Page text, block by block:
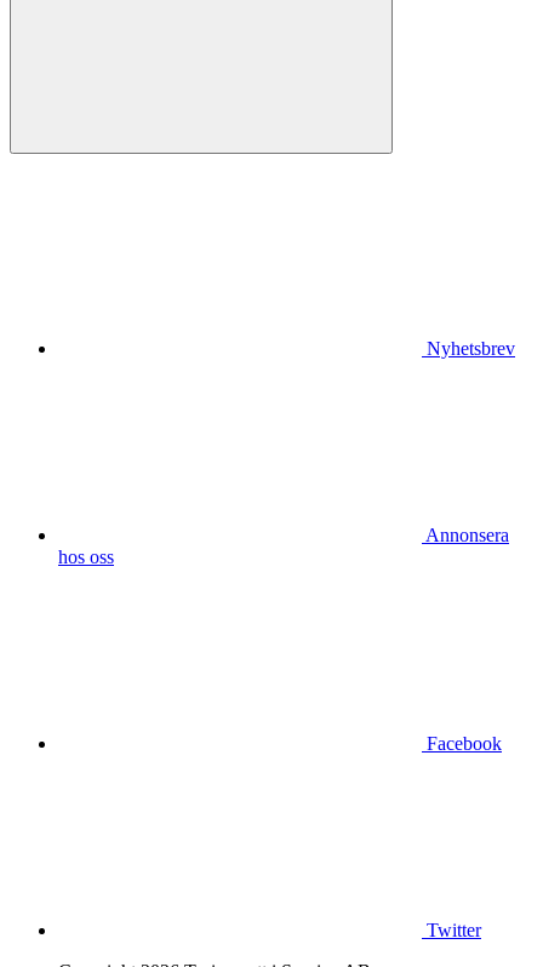
Nyhetsbrev
Annonsera
hos oss
Facebook
Twitter